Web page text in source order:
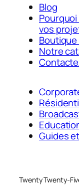
Blog
vos
Notre
Guides
Twenty Twenty-